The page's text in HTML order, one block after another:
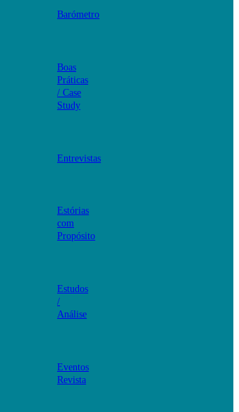
Barómetro
Boas
Práticas
/ Case
Study
Entrevistas
Estórias
com
Propósito
Estudos
/
Análise
Eventos
Revista